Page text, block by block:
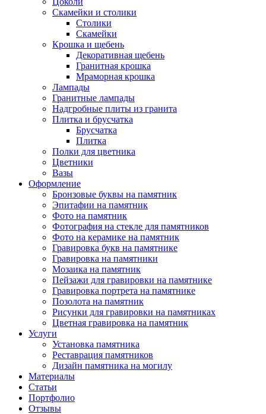
Скамейки и столики
Столики
Скамейки
Крошка и щебень
Декоративная щебень
Гранитная крошка
Мраморная крошка
Лампады
Гранитные лампады
Надгробные плиты из гранита
Плитка и брусчатка
Брусчатка
Плитка
Полки для цветника
Цветники
Вазы
Оформление
Бронзовые буквы на памятник
Эпитафии на памятник
Фото на памятник
Фотография на стекле для памятников
Фото на керамике на памятник
Гравировка букв на памятнике
Гравировка на памятники
Мозаика на памятник
Пейзажи для гравировки на памятнике
Гравировка портрета на памятнике
Позолота на памятник
Рисунки для гравировки на памятниках
Цветная гравировка на памятник
Услуги
Установка памятника
Реставрация памятников
Дизайн памятника на могилу
Материалы
Статьи
Портфолио
Отзывы